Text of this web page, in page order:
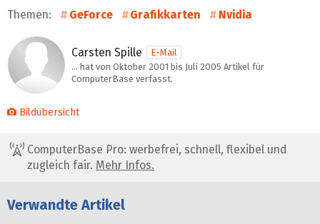
Themen: GeForce Grafikkarten Nvidia
Carsten Spille
E-Mail
… hat von Oktober 2001 bis Juli 2005 Artikel für
ComputerBase verfasst.
Bildübersicht
ComputerBase Pro: werbefrei, schnell, flexibel und
zugleich fair. Mehr Infos.
Verwandte Artikel